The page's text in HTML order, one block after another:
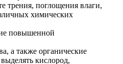
трения, поглощения влаги,
химических
повышенной
а также органические
кислород,